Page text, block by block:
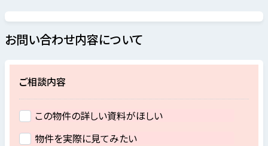
お問い合わせ内容について
ご相談内容
この物件の詳しい資料がほしい
物件を実際に見てみたい